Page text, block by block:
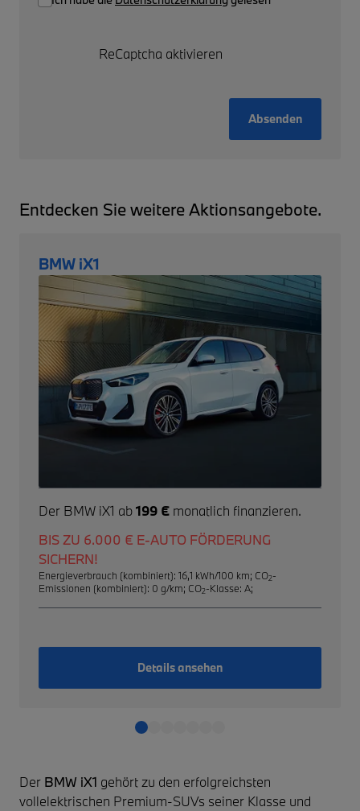
ReCaptcha aktivieren
Absenden
Entdecken Sie weitere Aktionsangebote.
BMW iX1
Der BMW iX1 ab199 € monatlich finanzieren.
BIS ZU 6.000 € E-AUTO FÖRDERUNG
SICHERN!
Energieverbrauch (kombiniert): 16,1 kWh/100 km; CO2-
Emissionen (kombiniert): 0 g/km; CO2-Klasse: A;
Details ansehen
Der BMW iX1 gehört zu den erfolgreichsten
vollelektrischen Premium-SUVs seiner Klasse und